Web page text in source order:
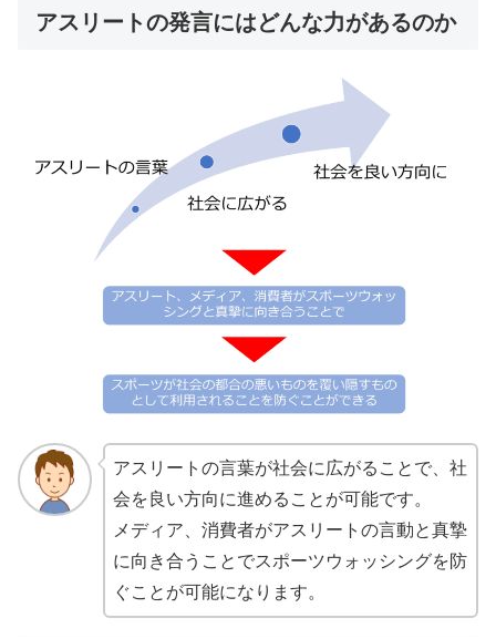
アスリートの発言にはどんな力があるのか
アスリートの言葉が社会に広がることで、社
会を良い方向に進めることが可能です。
メディア、消費者がアスリートの言動と真摯
に向き合うことでスポーツウォッシングを防
ぐことが可能になります。